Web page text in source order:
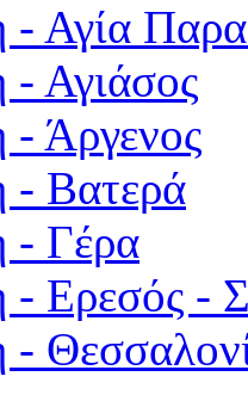
- Αγία
Αγιάσος
- Άργενος
- Βατερά
- Γέρα
- Ερεσός -
-